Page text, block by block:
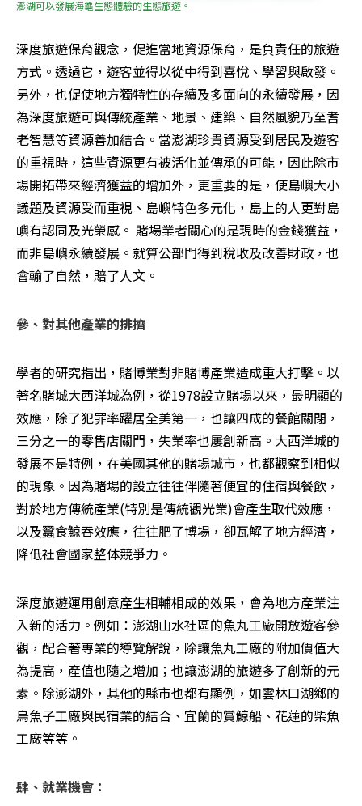
澎湖可以發展海龜生態體驗的生態旅遊。
深度旅遊保育觀念，促進當地資源保育，是負責任的旅遊
方式。透過它，遊客並得以從中得到喜悅、學習與啟發。
另外，也促使地方獨特性的存續及多面向的永續發展，因
為深度旅遊可與傳統產業、地景、建築、自然風貌乃至耆
老智慧等資源善加結合。當澎湖珍貴資源受到居民及遊客
的重視時，這些資源更有被活化並傳承的可能，因此除市
場開拓帶來經濟獲益的增加外，更重要的是，使島嶼大小
議題及資源受而重視、島嶼特色多元化，島上的人更對島
嶼有認同及光榮感。 賭場業者關心的是現時的金錢獲益，
而非島嶼永續發展。就算公部門得到稅收及改善財政，也
會輸了自然，賠了人文。
參、對其他產業的排擠
學者的研究指出，賭博業對非賭博產業造成重大打擊。以
著名賭城大西洋城為例，從1978設立賭場以來，最明顯的
效應，除了犯罪率躍居全美第一，也讓四成的餐館關閉，
三分之一的零售店關門，失業率也屢創新高。大西洋城的
發展不是特例，在美國其他的賭場城市，也都觀察到相似
的現象。因為賭場的設立往往伴隨著便宜的住宿與餐飲，
對於地方傳統產業(特別是傳統觀光業)會產生取代效應，
以及蠶食鯨吞效應，往往肥了博場，卻瓦解了地方經濟，
降低社會國家整体競爭力。
深度旅遊運用創意產生相輔相成的效果，會為地方產業注
入新的活力。例如：澎湖山水社區的魚丸工廠開放遊客參
觀，配合著專業的導覽解說，除讓魚丸工廠的附加價值大
為提高，產值也隨之增加；也讓澎湖的旅遊多了創新的元
素。除澎湖外，其他的縣市也都有顯例，如雲林口湖鄉的
烏魚子工廠與民宿業的結合、宜蘭的賞鯨船、花蓮的柴魚
工廠等等。
肆、就業機會：